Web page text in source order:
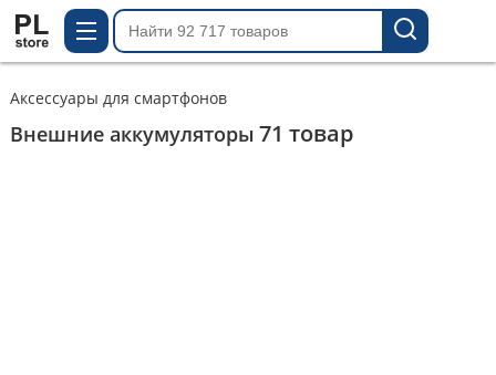
Аксессуары для смартфонов
Внешние аккумуляторы 71 товар